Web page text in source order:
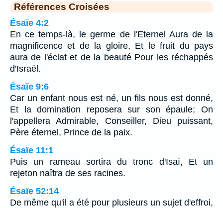
Références Croisées
Ésaïe 4:2
En ce temps-là, le germe de l'Eternel Aura de la
magnificence et de la gloire, Et le fruit du pays
aura de l'éclat et de la beauté Pour les réchappés
d'Israël.
Ésaïe 9:6
Car un enfant nous est né, un fils nous est donné,
Et la domination reposera sur son épaule; On
l'appellera Admirable, Conseiller, Dieu puissant,
Père éternel, Prince de la paix.
Ésaïe 11:1
Puis un rameau sortira du tronc d'Isaï, Et un
rejeton naîtra de ses racines.
Ésaïe 52:14
De même qu'il a été pour plusieurs un sujet d'effroi,